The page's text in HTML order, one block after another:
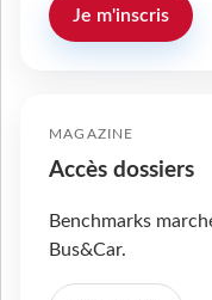
Je m'inscris
MAGAZINE
Accès dossiers
Benchmarks
Bus&Car.